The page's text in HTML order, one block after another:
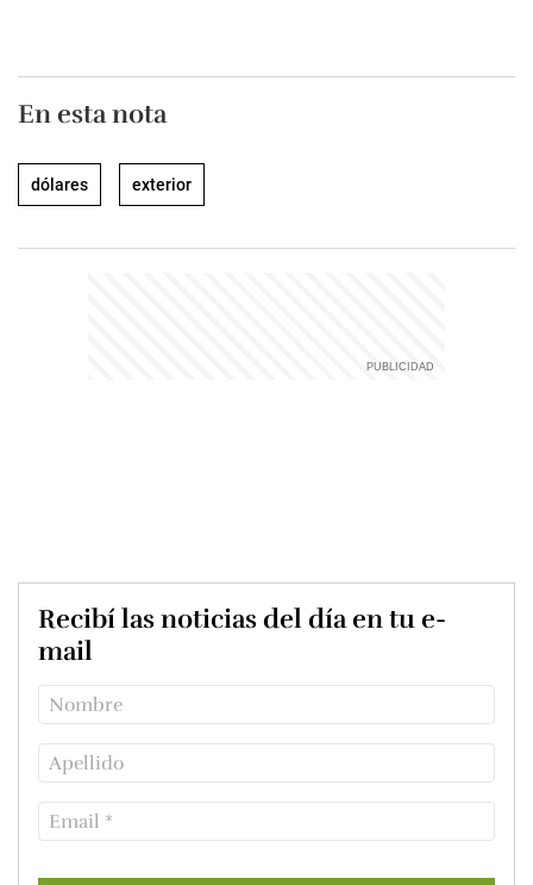
En esta nota
dólares exterior
Recibí las noticias del día en tu e-
mail